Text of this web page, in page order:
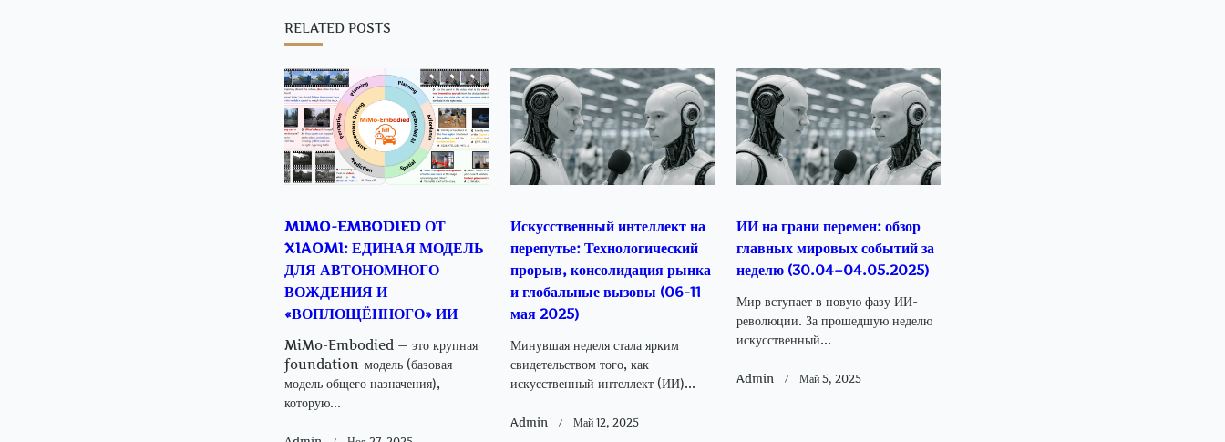
subtitle
screen-
reader-
text">Page</span>
RELATED POSTS
MIMO-EMBODIED ОТ
XIAOMI: ЕДИНАЯ МОДЕЛЬ
ДЛЯ АВТОНОМНОГО
ВОЖДЕНИЯ И
«ВОПЛОЩЁННОГО» ИИ
MiMo-Embodied — это крупная
foundation-модель (базовая
модель общего назначения),
которую...
Искусственный интеллект на
перепутье: Технологический
прорыв, консолидация рынка
и глобальные вызовы (06-11
мая 2025)
Минувшая неделя стала ярким
свидетельством того, как
искусственный интеллект (ИИ)...
Admin Май 12, 2025
ИИ на грани перемен: обзор
главных мировых событий за
неделю (30.04–04.05.2025)
Мир вступает в новую фазу ИИ-
революции. За прошедшую неделю
искусственный...
Admin Май 5, 2025